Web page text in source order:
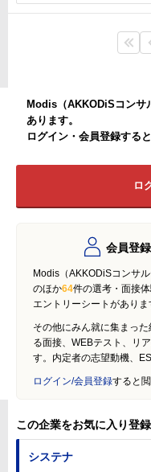
Modis（AKKODiSコンサ
あります。
ログイン・会員登録する
ロ
会員登
Modis（AKKODiSコンサ
のほか64件の選考・面接体
エントリーシートがありま
その他にみん就に集まっ
る面接、WEBテスト、リ
す。内定者の志望動機、
ログイン/会員登録すると
この企業をお気に入り登
システナ